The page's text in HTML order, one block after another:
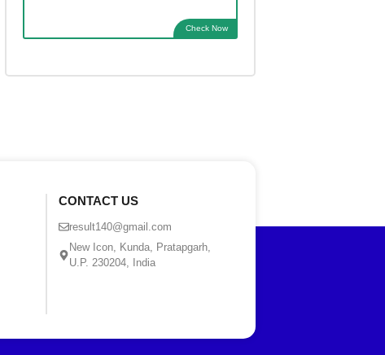
Check Now
CONTACT US
result140@gmail.com
New Icon, Kunda, Pratapgarh,
U.P. 230204, India